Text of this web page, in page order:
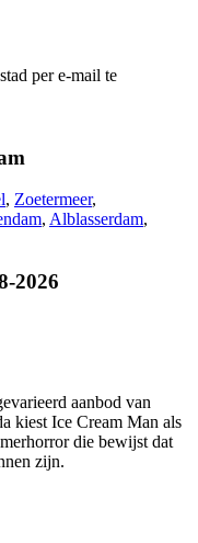
per e-mail te
, Zoetermeer,
, Alblasserdam,
2026
aanbod van
kiest Ice Cream Man als
die bewijst dat
zijn.